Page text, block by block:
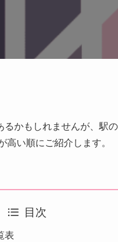
かもしれませんが、駅
い順にご紹介します。
目次
表